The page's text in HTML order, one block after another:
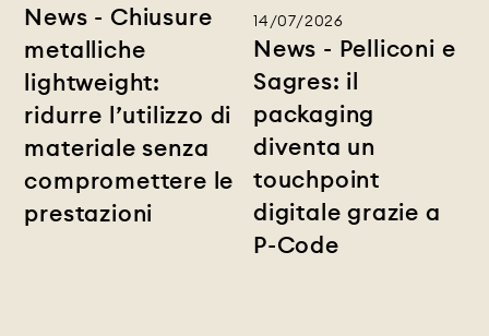
News - Chiusure
metalliche
lightweight:
ridurre l’utilizzo di
materiale senza
compromettere le
prestazioni
14/07/2026
News - Pelliconi e
Sagres: il
packaging
diventa un
touchpoint
digitale grazie a
P-Code